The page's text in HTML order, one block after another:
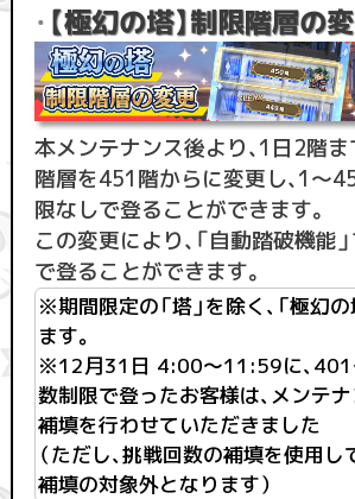
・ 【極幻の塔】制限階層の
本メンテナンス後より、1日2階
階層を451階からに変更し、1〜
限なしで登ることができます。
この変更により、「自動踏破機能
で登ることができます。
※期間限定の「塔」を除く、「極幻
ます。
※12月31日 4:00〜11:59に、
数制限で登ったお客様は、メンテ
補填を行わせていただきました
（ただし、挑戦回数の補填を使用し
補填の対象外となります）